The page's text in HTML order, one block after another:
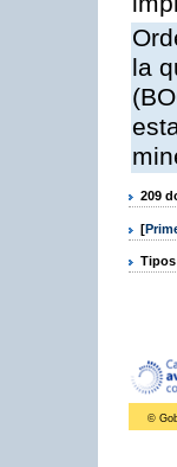
la
209
[
©